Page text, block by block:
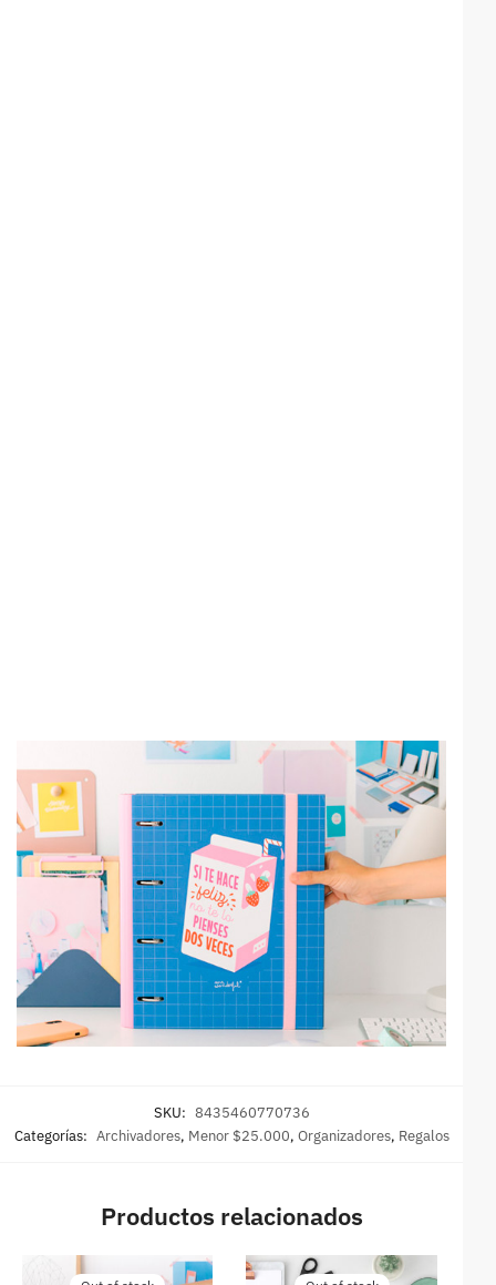
SKU: 8435460770736
Categorías: Archivadores, Menor $25.000, Organizadores, Regalos
Productos relacionados